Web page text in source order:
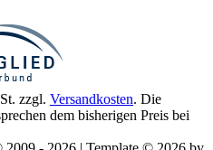
zzgl. Versandkosten. Die
dem bisherigen Preis bei